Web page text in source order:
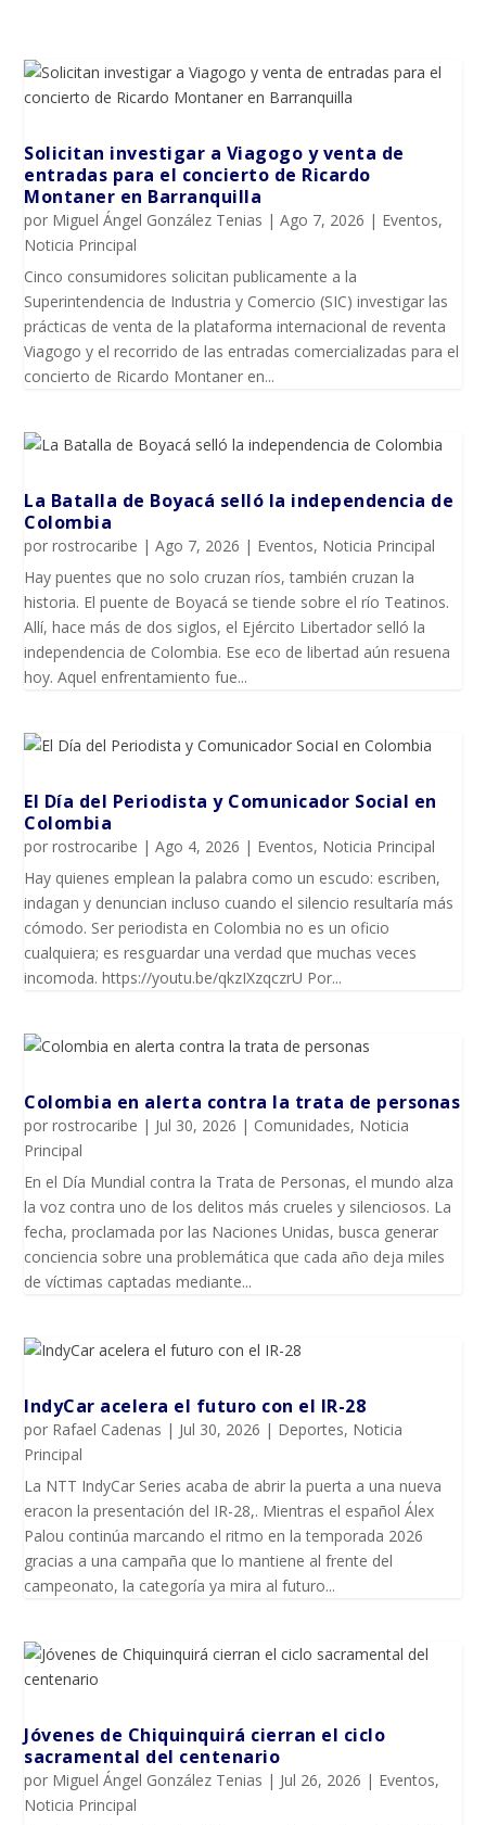
Solicitan investigar a Viagogo y venta de
entradas para el concierto de Ricardo
Montaner en Barranquilla
por Miguel Ángel González Tenias |Ago 7, 2026 | Eventos,
Noticia Principal
Cinco consumidores solicitan publicamente a la
Superintendencia de Industria y Comercio (SIC) investigar las
prácticas de venta de la plataforma internacional de reventa
Viagogo y el recorrido de las entradas comercializadas para el
concierto de Ricardo Montaner en...
La Batalla de Boyacá selló la independencia de
Colombia
porrostrocaribe |Ago 7, 2026 | Eventos, Noticia Principal
Hay puentes que no solo cruzan ríos, también cruzan la
historia. El puente de Boyacá se tiende sobre el río Teatinos.
Allí, hace más de dos siglos, el Ejército Libertador selló la
independencia de Colombia. Ese eco de libertad aún resuena
hoy. Aquel enfrentamiento fue...
El Día del Periodista y Comunicador SociaI en
Colombia
porrostrocaribe |Ago 4, 2026 | Eventos, Noticia Principal
Hay quienes emplean la palabra como un escudo: escriben,
indagan y denuncian incluso cuando el silencio resultaría más
cómodo. Ser periodista en Colombia no es un oficio
cualquiera; es resguardar una verdad que muchas veces
incomoda. https://youtu.be/qkzIXzqczrU Por...
Colombia en alerta contra la trata de personas
porrostrocaribe | Jul 30, 2026 | Comunidades, Noticia
Principal
En el Día Mundial contra la Trata de Personas, el mundo alza
la voz contra uno de los delitos más crueles y silenciosos. La
fecha, proclamada por las Naciones Unidas, busca generar
conciencia sobre una problemática que cada año deja miles
de víctimas captadas mediante...
IndyCar acelera el futuro con el IR-28
por Rafael Cadenas | Jul 30, 2026 | Deportes, Noticia
Principal
La NTT IndyCar Series acaba de abrir la puerta a una nueva
eracon la presentación del IR-28,. Mientras el español Álex
Palou continúa marcando el ritmo en la temporada 2026
gracias a una campaña que lo mantiene al frente del
campeonato, la categoría ya mira al futuro...
Jóvenes de Chiquinquirá cierran el ciclo
sacramental del centenario
por Miguel Ángel González Tenias | Jul 26, 2026 | Eventos,
Noticia Principal